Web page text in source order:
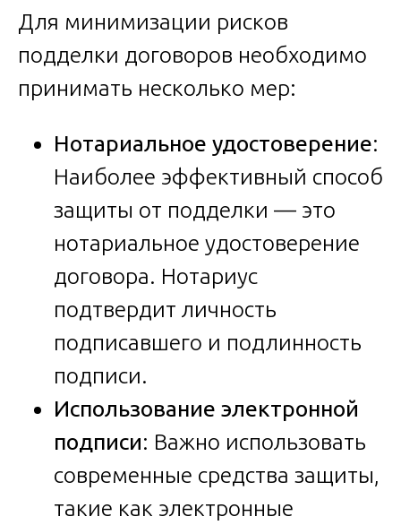
Для минимизации рисков
подделки договоров необходимо
принимать несколько мер:
Нотариальное удостоверение:
Наиболее эффективный способ
защиты от подделки — это
нотариальное удостоверение
договора. Нотариус
подтвердит личность
подписавшего и подлинность
подписи.
Использование электронной
подписи: Важно использовать
современные средства защиты,
такие как электронные